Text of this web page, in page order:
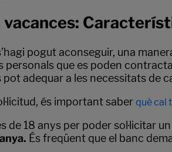
pogut aconseguir, una
que es poden
adequar a les necessitats de
és important saber què cal
de 18 anys per poder sol·licitar
És freqüent que el banc